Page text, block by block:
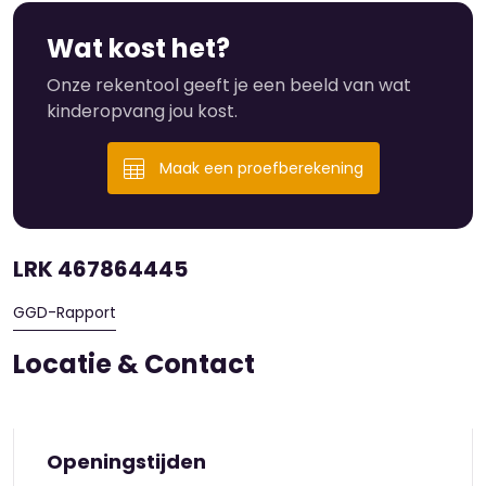
Wil je de sfeer eens komen proeven? Maak een
afspraak en kom langs, dan leidt de locatiemanager
jullie graag eens rond.
Wat kost het?
Onze rekentool geeft je een beeld van wat
kinderopvang jou kost.
Maak een proefberekening
LRK 467864445
GGD-Rapport
Locatie & Contact
Openingstijden